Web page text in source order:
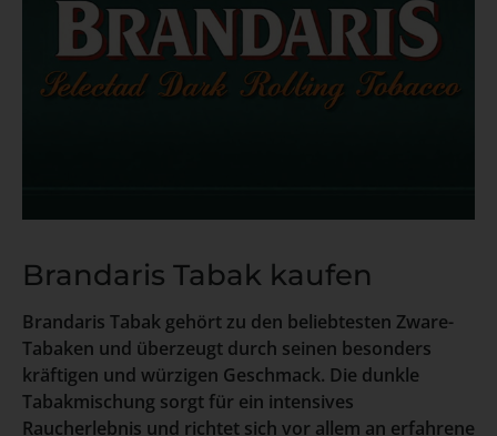
Brandaris Tabak kaufen
Brandaris Tabak gehört zu den beliebtesten Zware-
Tabaken und überzeugt durch seinen besonders
kräftigen und würzigen Geschmack. Die dunkle
Tabakmischung sorgt für ein intensives
Raucherlebnis und richtet sich vor allem an erfahrene